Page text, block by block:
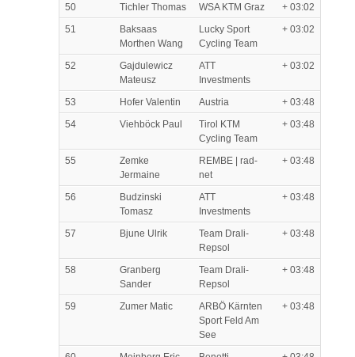
50 Tichler Thomas WSA KTM Graz
+ 03:02
51
Baksaas
Morthen Wang
Lucky Sport
Cycling Team
+ 03:02
52
Gajdulewicz
Mateusz
ATT
Investments
+ 03:02
53 Hofer Valentin Austria
+ 03:48
54
Viehböck Paul
Tirol KTM
Cycling Team
+ 03:48
55
Zemke
Jermaine
REMBE | rad-
net
+ 03:48
56
Budzinski
Tomasz
ATT
Investments
+ 03:48
57 Bjune Ulrik
Team Drali-
Repsol
+ 03:48
58
Granberg
Sander
Team Drali-
Repsol
+ 03:48
59 Zumer Matic
ARBÖ Kärnten
Sport Feld Am
See
+ 03:48